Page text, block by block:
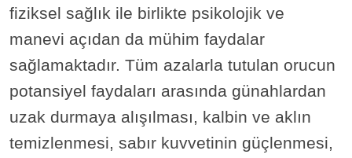
fiziksel sağlık ile birlikte psikolojik ve
manevi açıdan da mühim faydalar
sağlamaktadır. Tüm azalarla tutulan orucun
potansiyel faydaları arasında günahlardan
uzak durmaya alışılması, kalbin ve aklın
temizlenmesi, sabır kuvvetinin güçlenmesi,